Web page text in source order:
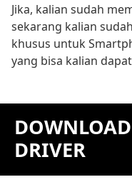
Jika, kalian sudah
sekarang kalian
khusus untuk
yang bisa kalian
DRIVER